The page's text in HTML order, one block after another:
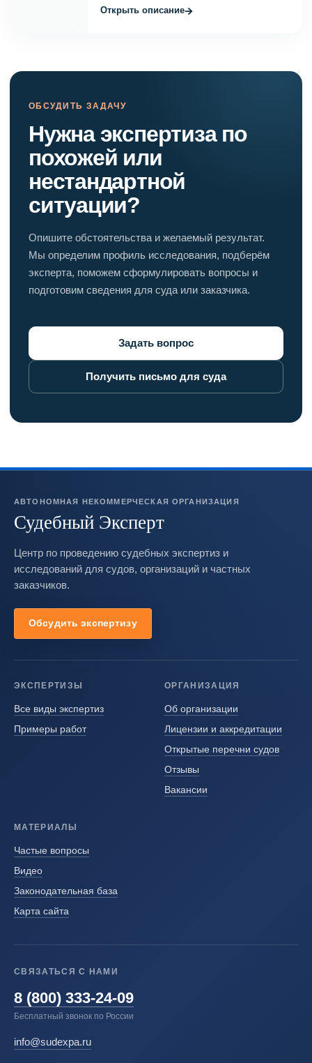
Открыть описание→
ОБСУДИТЬ ЗАДАЧУ
Нужна экспертиза по
похожей или
нестандартной
ситуации?
Опишите обстоятельства и желаемый результат.
Мы определим профиль исследования, подберём
эксперта, поможем сформулировать вопросы и
подготовим сведения для суда или заказчика.
Задать вопрос
Получить письмо для суда
АВТОНОМНАЯ НЕКОММЕРЧЕСКАЯ ОРГАНИЗАЦИЯ
Судебный Эксперт
Центр по проведению судебных экспертиз и
исследований для судов, организаций и частных
заказчиков.
Обсудить экспертизу
ЭКСПЕРТИЗЫ
Все виды экспертиз
Примеры работ
ОРГАНИЗАЦИЯ
Об организации
Лицензии и аккредитации
Открытые перечни судов
Отзывы
Вакансии
МАТЕРИАЛЫ
Частые вопросы
Видео
Законодательная база
Карта сайта
СВЯЗАТЬСЯ С НАМИ
8 (800) 333-24-09
Бесплатный звонок по России
info@sudexpa.ru